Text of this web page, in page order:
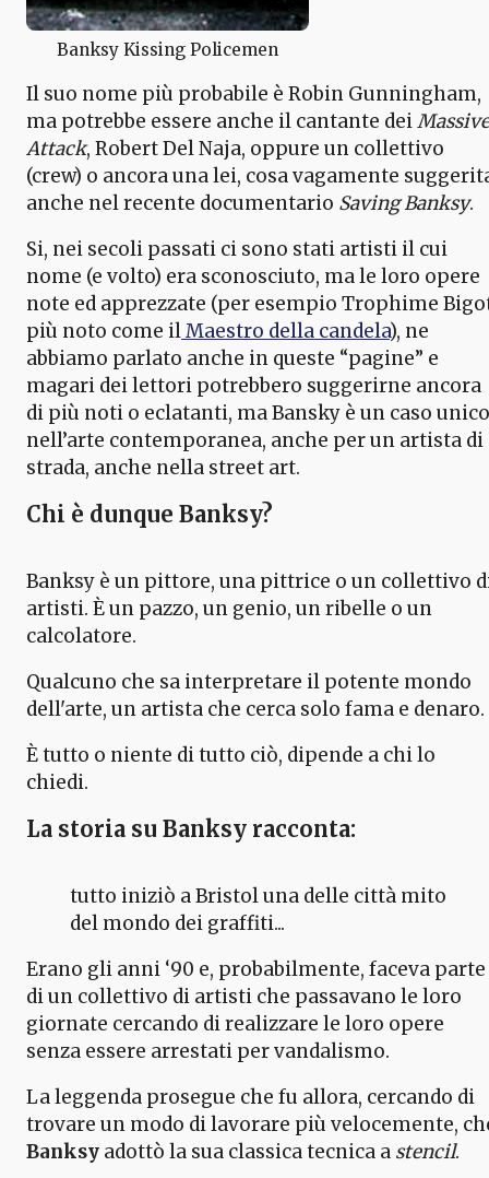
Banksy Kissing Policemen
Il suo nome più probabile è Robin Gunningham,
ma potrebbe essere anche il cantante deiMassive
Attack, Robert Del Naja, oppure un collettivo
(crew) o ancora una lei, cosa vagamente
anche nel recente documentario Saving Banksy.
Si, nei secoli passati ci sono stati artisti il cui
nome (e volto) era sconosciuto, ma le loro opere
note ed apprezzate (per esempio Trophime
più noto come ilMaestro della candela), ne
abbiamo parlato anche in queste “pagine” e
magari dei lettori potrebbero suggerirne ancora
di più noti o eclatanti, ma Bansky è un caso unico
nell’arte contemporanea, anche per un artista di
strada, anche nella street art.
Chi è dunque Banksy?
Banksy è un pittore, una pittrice o un collettivo
artisti. È un pazzo, un genio, un ribelle o un
calcolatore.
Qualcuno che sa interpretare il potente mondo
dell'arte, un artista che cerca solo fama e denaro.
È tutto o niente di tutto ciò, dipende a chi lo
chiedi.
La storia su Banksy racconta:
tutto iniziò a Bristol una delle città mito
del mondo dei graffiti...
Erano gli anni ‘90 e, probabilmente, faceva parte
di un collettivo di artisti che passavano le loro
giornate cercando di realizzare le loro opere
senza essere arrestati per vandalismo.
La leggenda prosegue che fu allora, cercando di
trovare un modo di lavorare più velocemente,
Banksy adottò la sua classica tecnica a stencil.